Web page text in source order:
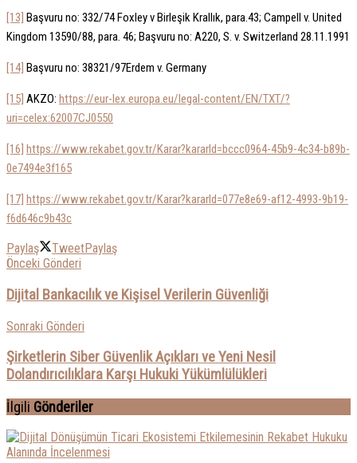
[13] Başvuru no: 332/74 Foxley v Birleşik Krallık, para.43; Campell v. United
Kingdom 13590/88, para. 46; Başvuru no: A220, S. v. Switzerland 28.11.1991
[14] Başvuru no: 38321/97Erdem v. Germany
[15] AKZO: https://eur-lex.europa.eu/legal-content/EN/TXT/?
uri=celex:62007CJ0550
[16] https://www.rekabet.gov.tr/Karar?kararId=bccc0964-45b9-4c34-b89b-
0e7494e3f165
[17] https://www.rekabet.gov.tr/Karar?kararId=077e8e69-af12-4993-9b19-
f6d646c9b43c
Paylaş TweetPaylaş
Önceki Gönderi
Dijital Bankacılık ve Kişisel Verilerin Güvenliği
Sonraki Gönderi
Şirketlerin Siber Güvenlik Açıkları ve Yeni Nesil
Dolandırıcılıklara Karşı Hukuki Yükümlülükleri
İlgili Gönderiler